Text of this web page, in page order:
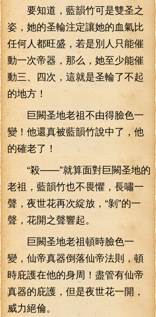
要知道，藍韻竹可是雙圣之
姿，她的圣輪注定讓她的血氣比
任何人都旺盛，若是別人只能催
動一次帝器，那么，她至少能催
動三、四次，這就是圣輪了不起
的地方！
巨闕圣地老祖不由得臉色一
變！他還真被藍韻竹說中了，他
的確老了！
“殺——”就算面對巨闕圣地的
老祖，藍韻竹也不畏懼，長嘯一
聲，夜世花再次綻放，“剝”的一
聲，花開之聲響起。
巨闕圣地老祖頓時臉色一
變，仙帝真器倒落仙帝法則，頓
時庇護在他的身周！盡管有仙帝
真器的庇護，但是夜世花一開，
威力絕倫。